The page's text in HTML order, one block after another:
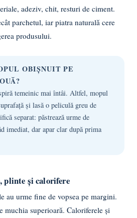
adeziv, chit, resturi de ciment.
parchetul, iar piatra naturală cere
produsului.
OBIȘNUIT PE
temeinic mai întâi. Altfel, mopul
și lasă o peliculă greu de
separat: păstrează urme de
imediat, dar apar clar după prima
plinte și calorifere
au urme fine de vopsea pe margini.
muchia superioară. Caloriferele și